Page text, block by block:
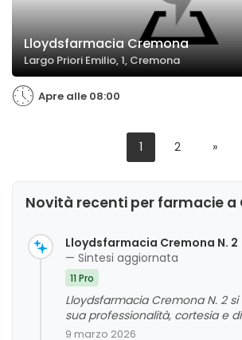
Lloydsfarmacia Cremona
Largo Priori Emilio, 1, Cremona
Apre alle 08:00
1 2 »
Novità recenti per farmacie a
Lloydsfarmacia Cremona N. 2
— Sintesi aggiornata
11 Pro
Lloydsfarmacia Cremona N. 2
sua professionalità, cortesia e
personale, ricevendo
9 marzo 2026